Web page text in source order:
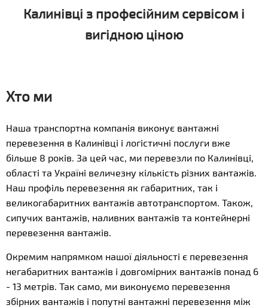
Калинівці з професійним сервісом і
вигідною ціною
Хто ми
Наша транспортна компанія виконує вантажні
перевезення в Калинівці і логістичні послуги вже
більше 8 років. За цей час, ми перевезли по Калинівці,
області та Україні величезну кількість різних вантажів.
Наш профіль перевезення як габаритних, так і
великогабаритних вантажів автотранспортом. Також,
сипучих вантажів, наливних вантажів та контейнерні
перевезення вантажів.
Окремим напрямком нашої діяльності є перевезення
негабаритних вантажів і довгомірних вантажів понад 6
- 13 метрів. Так само, ми виконуємо перевезення
збірних вантажів і попутні вантажні перевезення між